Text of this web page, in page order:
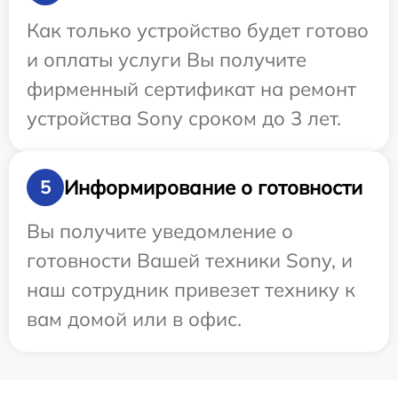
Как только устройство будет готово
и оплаты услуги Вы получите
фирменный сертификат на ремонт
устройства Sony сроком до 3 лет.
5
Информирование о готовности
Вы получите уведомление о
готовности Вашей техники Sony, и
наш сотрудник привезет технику к
вам домой или в офис.